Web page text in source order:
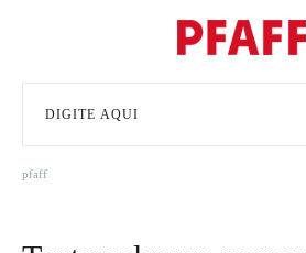
pfaff